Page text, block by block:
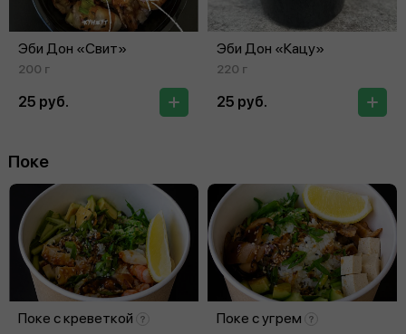
Эби Дон «Свит»
200 г
25 руб.
Эби Дон «Кацу»
220 г
25 руб.
Поке
Поке с креветкой Поке с угрем